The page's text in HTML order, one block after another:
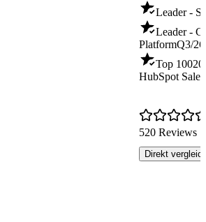
Leader -
Leader -
PlatformQ3/26
Top 100
HubSpot
520 Reviews
Direkt